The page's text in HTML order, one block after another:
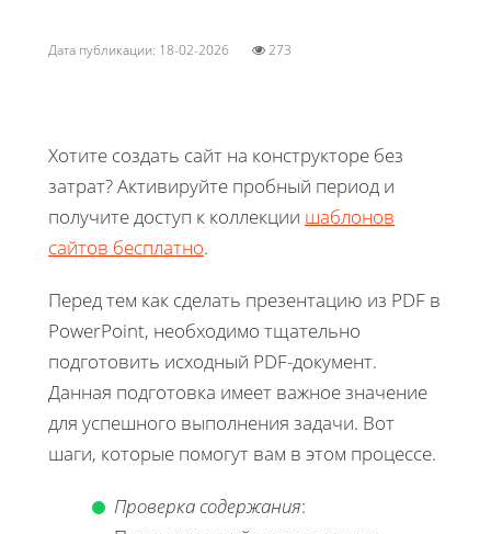
Дата публикации: 18-02-2026 273
Хотите создать сайт на конструкторе без
затрат? Активируйте пробный период и
получите доступ к коллекции шаблонов
сайтов бесплатно.
Перед тем как сделать презентацию из PDF в
PowerPoint, необходимо тщательно
подготовить исходный PDF-документ.
Данная подготовка имеет важное значение
для успешного выполнения задачи. Вот
шаги, которые помогут вам в этом процессе.
Проверка содержания: